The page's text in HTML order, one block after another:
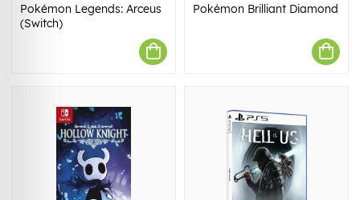
Pokémon Legends: Arceus
(Switch)
Pokémon Brilliant Diamond